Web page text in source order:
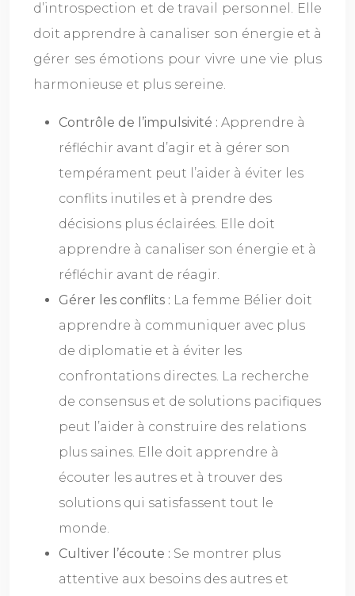
d’introspection et de travail personnel. Elle
doit apprendre à canaliser son énergie et à
gérer ses émotions pour vivre une vie plus
harmonieuse et plus sereine.
Contrôle de l’impulsivité : Apprendre à
réfléchir avant d’agir et à gérer son
tempérament peut l’aider à éviter les
conflits inutiles et à prendre des
décisions plus éclairées. Elle doit
apprendre à canaliser son énergie et à
réfléchir avant de réagir.
Gérer les conflits : La femme Bélier doit
apprendre à communiquer avec plus
de diplomatie et à éviter les
confrontations directes. La recherche
de consensus et de solutions pacifiques
peut l’aider à construire des relations
plus saines. Elle doit apprendre à
écouter les autres et à trouver des
solutions qui satisfassent tout le
monde.
Cultiver l’écoute : Se montrer plus
attentive aux besoins des autres et